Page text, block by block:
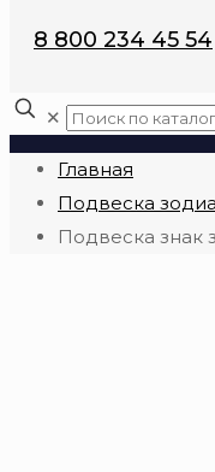
8 800 234 45 54
✕
Главная
Подвеска
Подвеска знак